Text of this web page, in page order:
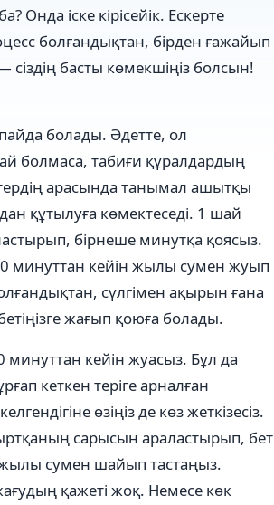
Онда іске кірісейік. Ескерте
болғандықтан, бірден ғажайып
басты көмекшіңіз болсын!
болады. Әдетте, ол
болмаса, табиғи құралдардың
арасында танымал ашытқы
құтылуға көмектеседі. 1 шай
бірнеше минутқа қоясыз.
минуттан кейін жылы сумен жуып
сүлгімен ақырын ғана
жағып қоюға болады.
минуттан кейін жуасыз. Бұл да
кеткен теріге арналған
өзіңіз де көз жеткізесіз.
сарысын араластырып, бет
сумен шайып тастаңыз.
қажеті жоқ. Немесе көк